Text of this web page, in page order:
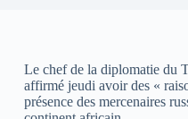
Le chef de la diplomatie du
affirmé jeudi avoir des «
présence des mercenaires